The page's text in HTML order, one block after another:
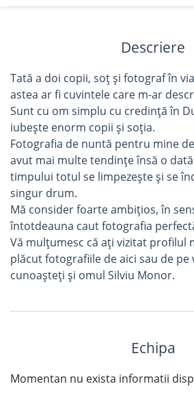
Descriere
Tată a doi copii, soț și fotograf în
astea ar fi cuvintele care m-ar
Sunt cu om simplu cu credință în
iubește enorm copii și soția.
Fotografia de nuntă pentru mine
avut mai multe tendințe însă o
timpului totul se limpezește și se
singur drum.
Mă consider foarte ambițios, în
întotdeauna caut fotografia
Vă mulțumesc că ați vizitat profilul
plăcut fotografiile de aici sau de pe
cunoașteți și omul Silviu Monor.
Echipa
Momentan nu exista informatii